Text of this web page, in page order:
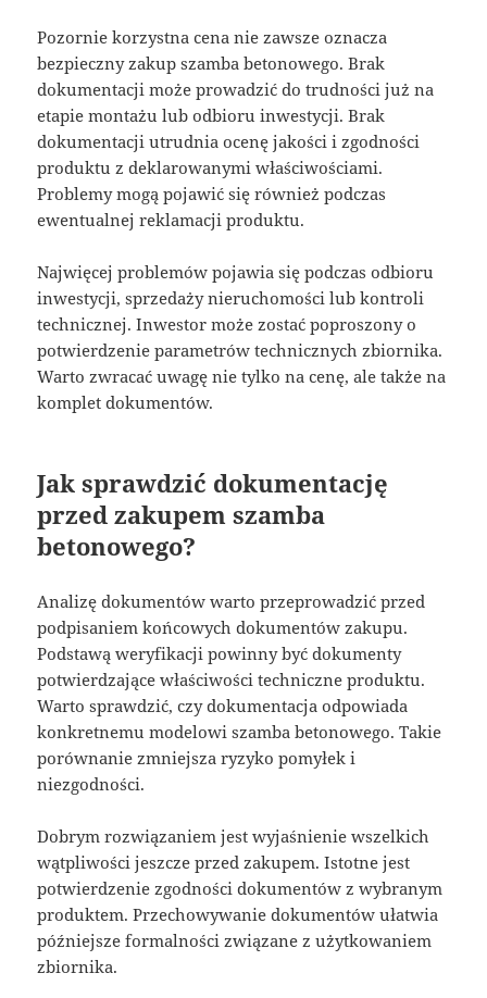
Pozornie korzystna cena nie zawsze oznacza
bezpieczny zakup szamba betonowego. Brak
dokumentacji może prowadzić do trudności już na
etapie montażu lub odbioru inwestycji. Brak
dokumentacji utrudnia ocenę jakości i zgodności
produktu z deklarowanymi właściwościami.
Problemy mogą pojawić się również podczas
ewentualnej reklamacji produktu.
Najwięcej problemów pojawia się podczas odbioru
inwestycji, sprzedaży nieruchomości lub kontroli
technicznej. Inwestor może zostać poproszony o
potwierdzenie parametrów technicznych zbiornika.
Warto zwracać uwagę nie tylko na cenę, ale także na
komplet dokumentów.
Jak sprawdzić dokumentację
przed zakupem szamba
betonowego?
Analizę dokumentów warto przeprowadzić przed
podpisaniem końcowych dokumentów zakupu.
Podstawą weryfikacji powinny być dokumenty
potwierdzające właściwości techniczne produktu.
Warto sprawdzić, czy dokumentacja odpowiada
konkretnemu modelowi szamba betonowego. Takie
porównanie zmniejsza ryzyko pomyłek i
niezgodności.
Dobrym rozwiązaniem jest wyjaśnienie wszelkich
wątpliwości jeszcze przed zakupem. Istotne jest
potwierdzenie zgodności dokumentów z wybranym
produktem. Przechowywanie dokumentów ułatwia
późniejsze formalności związane z użytkowaniem
zbiornika.